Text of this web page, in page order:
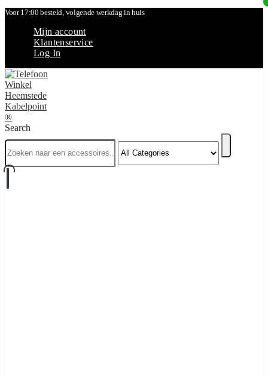
Voor 17:00 besteld, volgende werkdag in huis
Mijn account
Klantenservice
Log In
Search